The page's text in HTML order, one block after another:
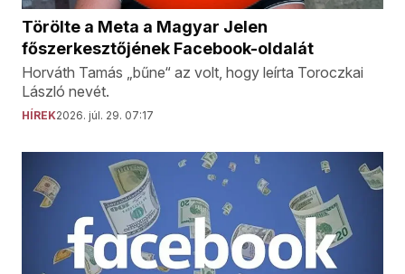
Törölte a Meta a Magyar Jelen
főszerkesztőjének Facebook-oldalát
Horváth Tamás „bűne“ az volt, hogy leírta Toroczkai
László nevét.
HÍREK2026. júl. 29. 07:17